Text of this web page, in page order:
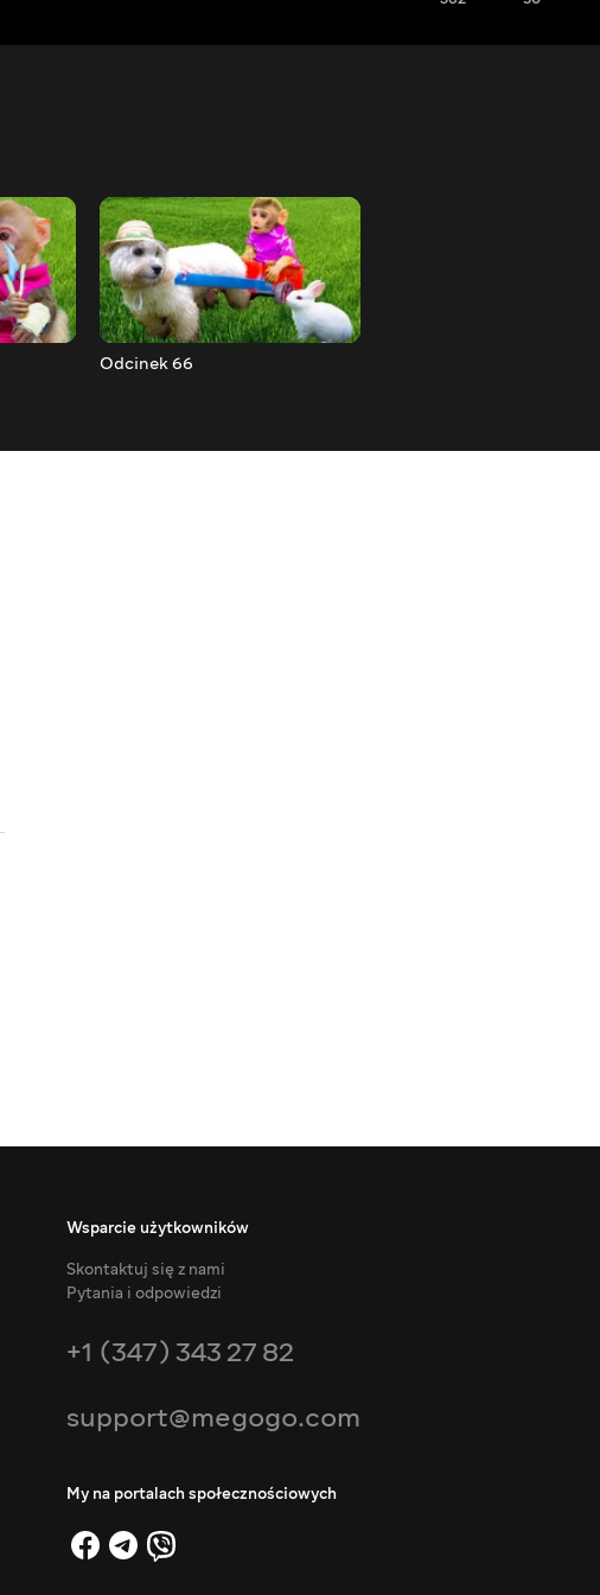
Odcinek 66
Wsparcie użytkowników
Skontaktuj się z nami
Pytania i odpowiedzi
+1 (347) 343 27 82
support@megogo.com
My na portalach społecznościowych